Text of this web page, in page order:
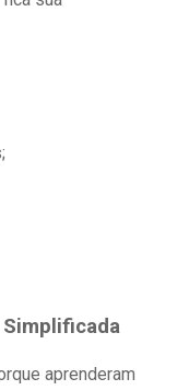
Simplificada
aprenderam